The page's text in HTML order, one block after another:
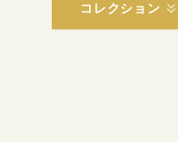
コレクション